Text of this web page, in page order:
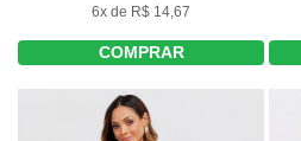
6x de R$ 14,67
COMPRAR